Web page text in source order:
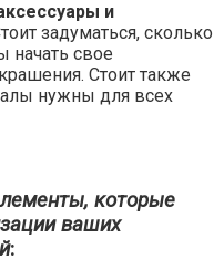
и
задуматься, сколько
начать свое
Стоит также
нужны для всех
которые
ваших
: